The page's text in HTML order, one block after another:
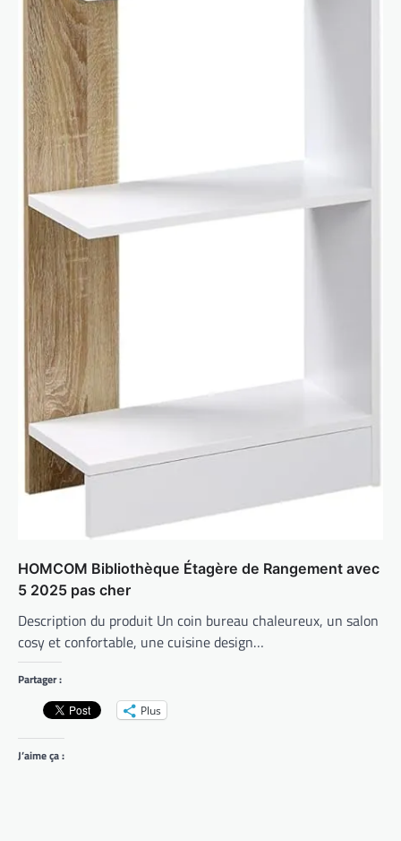
HOMCOM Bibliothèque Étagère de Rangement avec
5 2025 pas cher
Description du produit Un coin bureau chaleureux, un salon
cosy et confortable, une cuisine design…
Partager :
Plus
J’aime ça :